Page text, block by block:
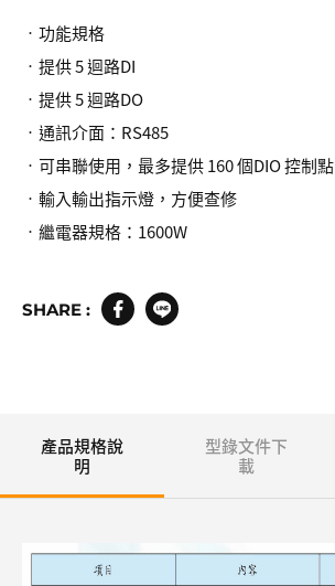
•功能規格
•提供 5 迴路DI
•提供 5 迴路DO
•通訊介面：RS485
•可串聯使用，最多提供 160 個DIO 控制點
•輸入輸出指示燈，方便查修
•繼電器規格：1600W
SHARE :
產品規格說
明
型錄文件下
載